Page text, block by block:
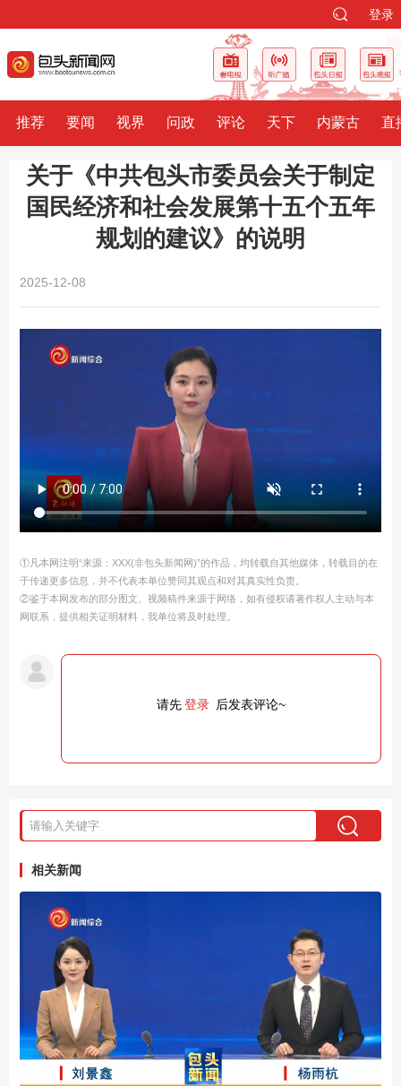
登录
推荐 要闻 视界 问政 评论 天下 内蒙古 直
关于《中共包头市委员会关于制定
国民经济和社会发展第十五个五年
规划的建议》的说明
2025-12-08
①凡本网注明“来源：XXX(非包头新闻网)”的作品，均转载自其他媒体，转载目的在
于传递更多信息，并不代表本单位赞同其观点和对其真实性负责。
②鉴于本网发布的部分图文、视频稿件来源于网络，如有侵权请著作权人主动与本
网联系，提供相关证明材料，我单位将及时处理。
请先登录 后发表评论~
相关新闻